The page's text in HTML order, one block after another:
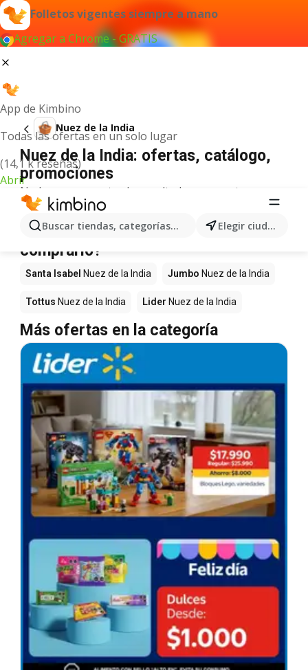
Folletos vigentes siempre a mano
Agregar a Chrome - GRATIS
App de Kimbino
Todas las ofertas en un solo lugar
(14,1 k reseñas)
Abrir
Buscar tiendas, categorías, productos... Elegir ciudad
Nuez de la India
Nuez de la India: ofertas, catálogo,
promociones
No hemos encontrado resultados para este
término.
Nuez de la India en oferta - ¿Dónde
comprarlo?
Santa Isabel Nuez de la India Jumbo Nuez de la India
Tottus Nuez de la India Lider Nuez de la India
Más ofertas en la categoría